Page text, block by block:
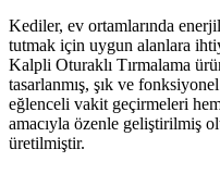
Kediler, ev ortamlarında
tutmak için uygun alanlara
Kalpli Oturaklı Tırmalama
tasarlanmış, şık ve
eğlenceli vakit geçirmeleri hem
amacıyla özenle geliştirilmiş
üretilmiştir.